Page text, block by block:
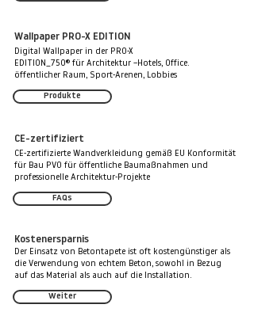
Wallpaper PRO-X EDITION
Digital Wallpaper in der PRO-X
EDITION_750® für Architektur –Hotels, Office.
öffentlicher Raum, Sport-Arenen, Lobbies
Produkte
CE-zertifiziert
CE-zertifizierte Wandverkleidung gemäß EU Konformität
für Bau PVO für öffentliche Baumaßnahmen und
professionelle Architektur-Projekte
FAQs
Kostenersparnis
Der Einsatz von Betontapete ist oft kostengünstiger als
die Verwendung von echtem Beton, sowohl in Bezug
auf das Material als auch auf die Installation.
Weiter